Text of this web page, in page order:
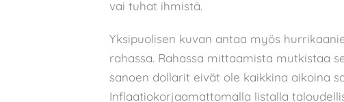
vai tuhat ihmistä.
Yksipuolisen kuvan antaa myös
rahassa. Rahassa mittaamista mutkistaa
sanoen dollarit eivät ole kaikkina aikoina
Inflaatiokorjaamattomalla listalla